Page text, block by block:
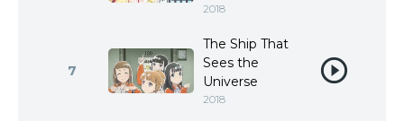
2018
7
The Ship That
Sees the
Universe
2018